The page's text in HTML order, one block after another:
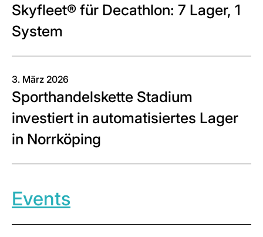
Skyfleet® für Decathlon: 7 Lager, 1
System
3. März 2026
Sporthandelskette Stadium
investiert in automatisiertes Lager
in Norrköping
Events